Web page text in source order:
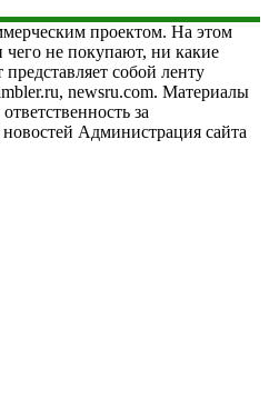
проектом. На этом
чего не покупают, ни какие
собой ленту
newsru.com. Материалы
за
Администрация сайта